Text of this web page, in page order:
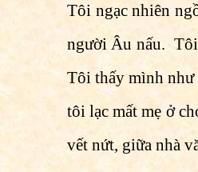
Tôi ngạc nhiên
người Âu nấu.
Tôi thấy mình
tôi lạc mất mẹ ở
vết nứt, giữa nhà